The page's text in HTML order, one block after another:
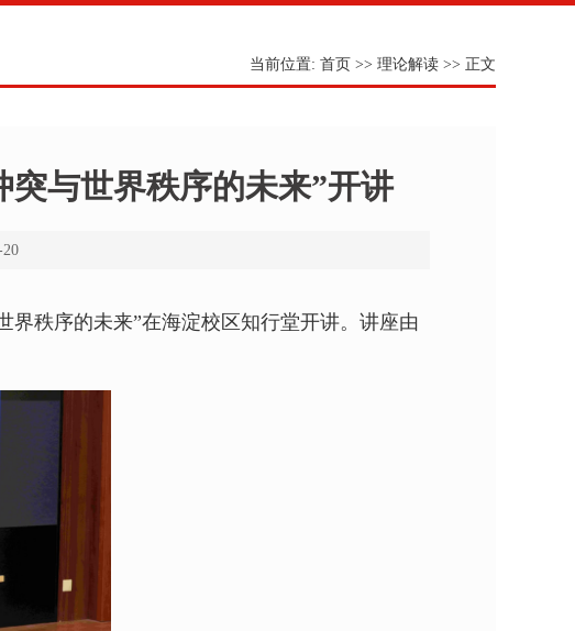
当前位置: 首页 >> 理论解读 >> 正文
与世界秩序的未来”开讲
20
界秩序的未来”在海淀校区知行堂开讲。讲座由